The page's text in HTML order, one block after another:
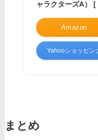
ャラクターズA） [
Amazon
Yahooショッピン
まとめ